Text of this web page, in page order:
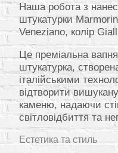
Питання-відповідь
Про нас
Контакти
Наша робота з
штукатурки
Veneziano, колір
Це преміальна
штукатурка,
італійськими
відтворити
каменю, надаючи
світловідбиття та
Естетика та стиль